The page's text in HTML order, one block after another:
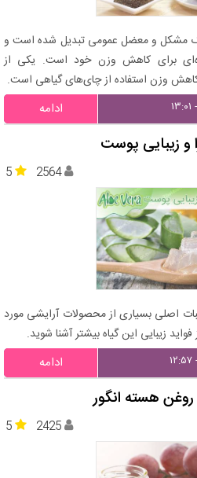
یک مشکل و معضل عمومی تبدیل شده است و
برای کاهش وزن خود است. یکی از
وزن استفاده از چای‌های گیاهی است.
ادامه
و زیبایی پوست
5 2564
اصلی بسیاری از محصولات آرایشی مورد
زیبایی این گیاه بیشتر آشنا شوید.
ادامه
روغن هسته انگور
5 2425